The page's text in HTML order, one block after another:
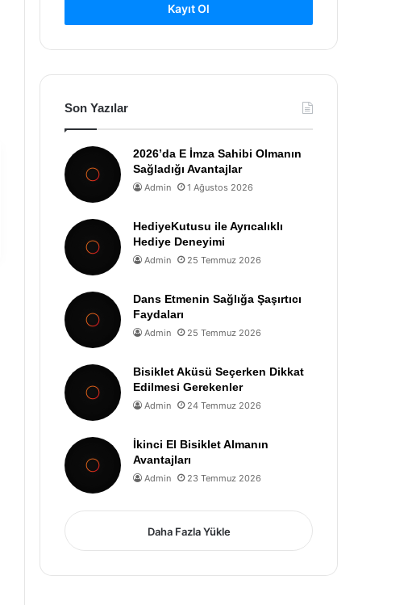
Kayıt Ol
Son Yazılar
2026’da E İmza Sahibi Olmanın
Sağladığı Avantajlar
Admin 1 Ağustos 2026
HediyeKutusu ile Ayrıcalıklı
Hediye Deneyimi
Admin 25 Temmuz 2026
Dans Etmenin Sağlığa Şaşırtıcı
Faydaları
Admin 25 Temmuz 2026
Bisiklet Aküsü Seçerken Dikkat
Edilmesi Gerekenler
Admin 24 Temmuz 2026
İkinci El Bisiklet Almanın
Avantajları
Admin 23 Temmuz 2026
Daha Fazla Yükle